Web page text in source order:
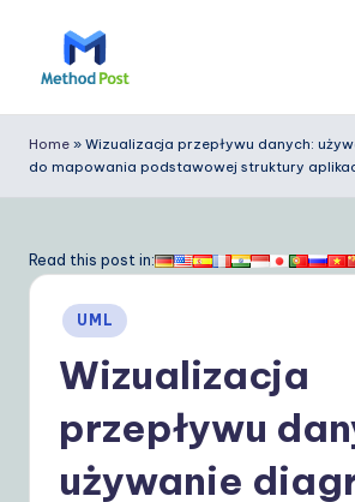
e
t
o
Home » Wizualizacja przepływu danych:
do mapowania podstawowej struktury
Read this post in:
Posted
in
UML
Wizualizacja
przepływu
używanie